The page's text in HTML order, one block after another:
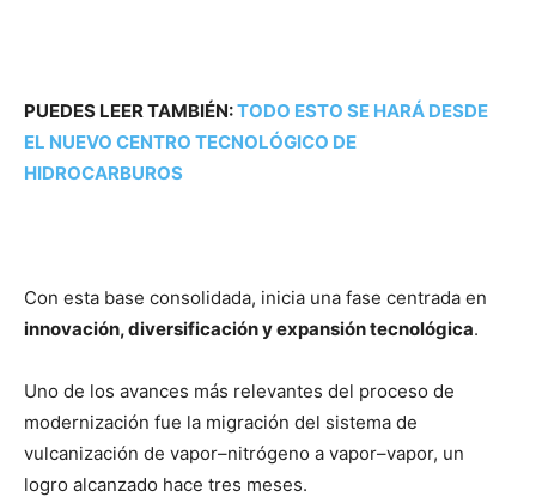
PUEDES LEER TAMBIÉN:TODO ESTO SE HARÁ DESDE
EL NUEVO CENTRO TECNOLÓGICO DE
HIDROCARBUROS
Con esta base consolidada, inicia una fase centrada en
innovación, diversificación y expansión tecnológica.
Uno de los avances más relevantes del proceso de
modernización fue la migración del sistema de
vulcanización de vapor–nitrógeno a vapor–vapor, un
logro alcanzado hace tres meses.